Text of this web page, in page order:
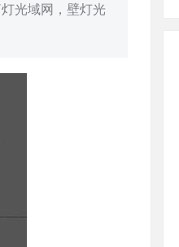
光域网，壁灯光